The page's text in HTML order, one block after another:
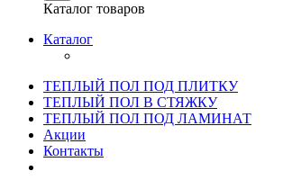
Каталог товаров
Каталог
ТЕПЛЫЙ ПОЛ ПОД ПЛИТКУ
ТЕПЛЫЙ ПОЛ В СТЯЖКУ
ТЕПЛЫЙ ПОЛ ПОД ЛАМИНАТ
Акции
Контакты